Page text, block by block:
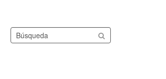
Buscar conjuntos de datos